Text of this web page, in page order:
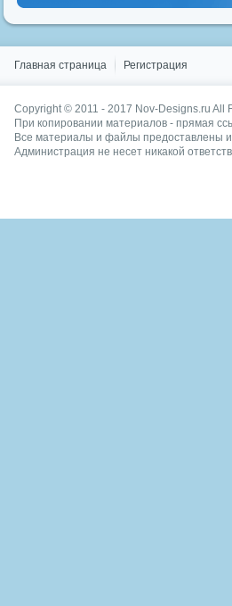
Главная страница Регистрация
Copyright © 2011 - 2017 Nov-Designs.ru All
При копировании материалов - прямая
Все материалы и файлы предоставлены
Администрация не несет никакой